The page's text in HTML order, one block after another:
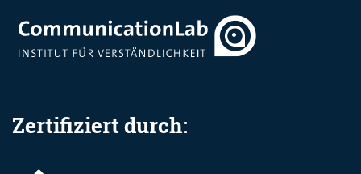
Zertifiziert durch: